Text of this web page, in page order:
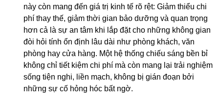
này còn mang đến giá trị kinh tế rõ rệt: Giảm thiểu chi
phí thay thế, giảm thời gian bảo dưỡng và quan trọng
hơn cả là sự an tâm khi lắp đặt cho những không gian
đòi hỏi tính ổn định lâu dài như phòng khách, văn
phòng hay cửa hàng. Một hệ thống chiếu sáng bền bỉ
không chỉ tiết kiệm chi phí mà còn mang lại trải nghiệm
sống tiện nghi, liền mạch, không bị gián đoạn bởi
những sự cố hỏng hóc bất ngờ.